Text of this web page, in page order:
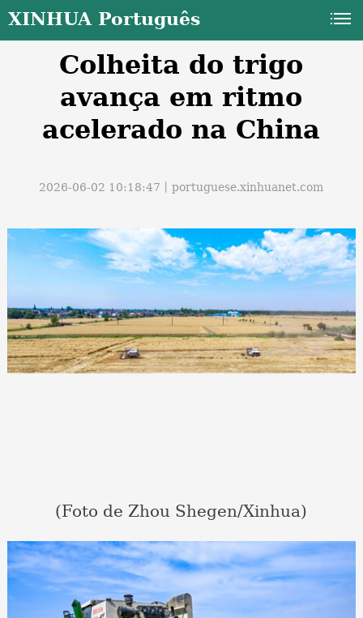
XINHUA Português
Colheita do trigo
avança em ritmo
acelerado na China
2026-06-02 10:18:47丨portuguese.xinhuanet.com
(Foto de Zhou Shegen/Xinhua)